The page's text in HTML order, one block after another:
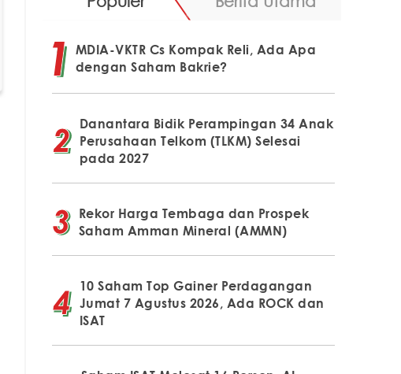
MDIA-VKTR Cs Kompak Reli, Ada Apa
dengan Saham Bakrie?
Danantara Bidik Perampingan 34 Anak
Perusahaan Telkom (TLKM) Selesai
pada 2027
Rekor Harga Tembaga dan Prospek
Saham Amman Mineral (AMMN)
10 Saham Top Gainer Perdagangan
Jumat 7 Agustus 2026, Ada ROCK dan
ISAT